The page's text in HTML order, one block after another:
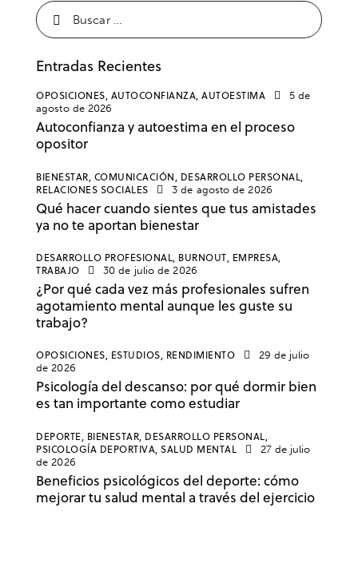
Entradas Recientes
OPOSICIONES, AUTOCONFIANZA, AUTOESTIMA
5 de
agosto de 2026
Autoconfianza y autoestima en el proceso
opositor
BIENESTAR, COMUNICACIÓN, DESARROLLO PERSONAL,
RELACIONES SOCIALES
3 de agosto de 2026
Qué hacer cuando sientes que tus amistades
ya no te aportan bienestar
DESARROLLO PROFESIONAL, BURNOUT, EMPRESA,
TRABAJO
30 de julio de 2026
¿Por qué cada vez más profesionales sufren
agotamiento mental aunque les guste su
trabajo?
OPOSICIONES, ESTUDIOS, RENDIMIENTO
29 de julio
de 2026
Psicología del descanso: por qué dormir bien
es tan importante como estudiar
DEPORTE, BIENESTAR, DESARROLLO PERSONAL,
PSICOLOGÍA DEPORTIVA, SALUD MENTAL
27 de julio
de 2026
Beneficios psicológicos del deporte: cómo
mejorar tu salud mental a través del ejercicio